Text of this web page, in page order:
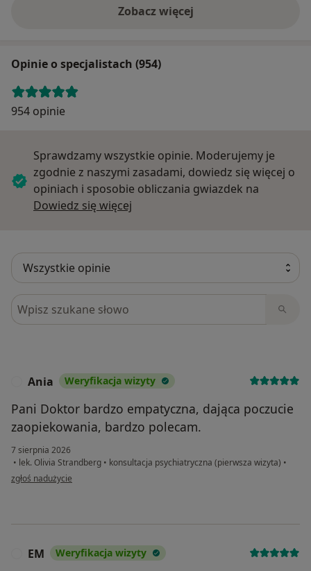
Zobacz więcej
Opinie o specjalistach (954)
954 opinie
Sprawdzamy wszystkie opinie. Moderujemy je
zgodnie z naszymi zasadami, dowiedz się więcej o
opiniach i sposobie obliczania gwiazdek na
Dowiedz się więcej
Szukaj w opiniach
Ania Weryfikacja wizyty
Pani Doktor bardzo empatyczna, dająca poczucie
zaopiekowania, bardzo polecam.
7 sierpnia 2026
• lek. Olivia Strandberg • konsultacja psychiatryczna (pierwsza wizyta) •
w opinii użytkownika Ania
zgłoś nadużycie
EM Weryfikacja wizyty